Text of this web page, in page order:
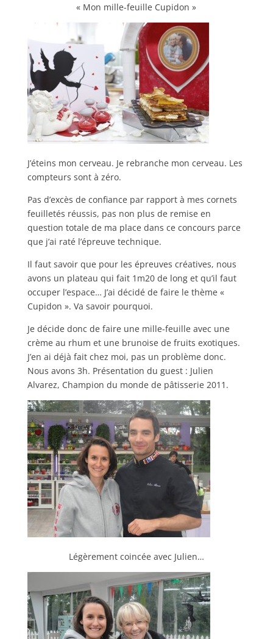
« Mon mille-feuille Cupidon »
J’éteins mon cerveau. Je rebranche mon cerveau. Les
compteurs sont à zéro.
Pas d’excès de confiance par rapport à mes cornets
feuilletés réussis, pas non plus de remise en
question totale de ma place dans ce concours parce
que j’ai raté l’épreuve technique.
Il faut savoir que pour les épreuves créatives, nous
avons un plateau qui fait 1m20 de long et qu’il faut
occuper l’espace… J’ai décidé de faire le thème «
Cupidon ». Va savoir pourquoi.
Je décide donc de faire une mille-feuille avec une
crème au rhum et une brunoise de fruits exotiques.
J’en ai déjà fait chez moi, pas un problème donc.
Nous avons 3h. Présentation du guest : Julien
Alvarez, Champion du monde de pâtisserie 2011.
Légèrement coincée avec Julien…